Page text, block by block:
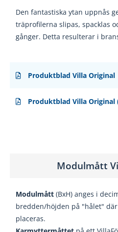
Den fantastiska ytan uppnås
träprofilerna slipas, spacklas
gånger. Detta resulterar i
Produktblad Villa Original
Produktblad Villa Original
Modulmått
Modulmått (BxH) anges i
bredden/höjden på "hålet"
placeras.